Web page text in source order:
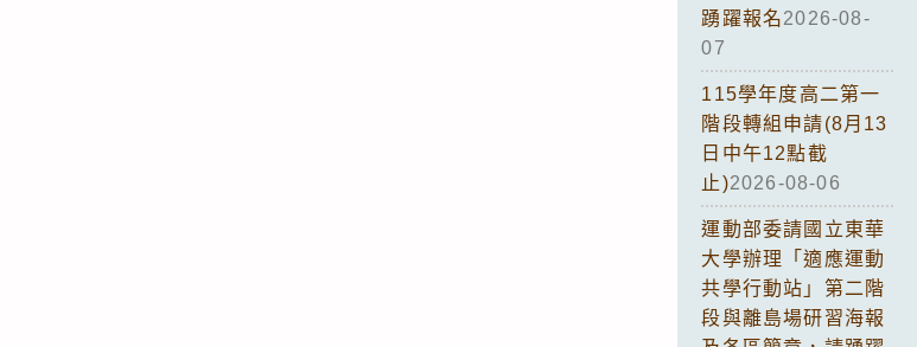
踴躍報名2026-08-
07
115學年度高二第一
階段轉組申請(8月13
日中午12點截
止)2026-08-06
運動部委請國立東華
大學辦理「適應運動
共學行動站」第二階
段與離島場研習海報